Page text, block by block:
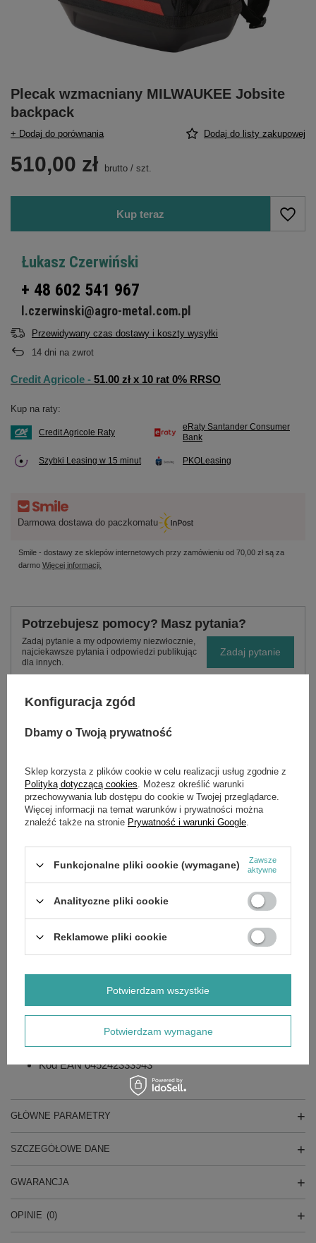
Plecak wzmacniany MILWAUKEE Jobsite
backpack
+ Dodaj do porównania Dodaj do listy zakupowej
510,00 zł brutto / szt.
Kup teraz
Łukasz Czerwiński
+ 48 602 541 967
l.czerwinski@agro-metal.com.pl
Przewidywany czas dostawy i koszty wysyłki
14 dni na zwrot
Credit Agricole - 51.00 zł x 10 rat 0% RRSO
Kup na raty:
Credit Agricole Raty
eRaty Santander Consumer
Bank
Szybki Leasing w 15 minut PKOLeasing
Darmowa dostawa do paczkomatu
Smile - dostawy ze sklepów internetowych przy zamówieniu od 70,00 złsą za
darmo Więcej informacji.
Potrzebujesz pomocy? Masz pytania?
Zadaj pytanie a my odpowiemy niezwłocznie,
najciekawsze pytania i odpowiedzi publikując
dla innych.
Zadaj pytanie
Wytrzymały: wykonany z nylonu balistycznego 1680D
Podstawa z twardego plastiku umożliwia postawienie
torby i zapewnia maksymalną ochronę przy każdej
pogodzie
wygodne i solidnie wykonane
Odginana przednia kieszeń: dużo miejsca – ogółem 35
kieszeni
Odginana przednia kieszeń dla łatwiejszego dostępu i
przechowywania większych przedmiotów. Boczna
kieszeń na butelkę wody
Pionowa ścianka narzędziowa: maksymalizuje
przestrzeń do przechowywania zwalniając miejsce na
duże przedmioty
Kieszeń na laptop: umożliwia bezpieczne
Dane techniczne:
Wymiary (mm) 363 x 203 x 594
Kod EAN 045242333943
GŁÓWNE PARAMETRY
SZCZEGÓŁOWE DANE
GWARANCJA
OPINIE (0)
Konfiguracja zgód
Dbamy o Twoją prywatność
Sklep korzysta z plików cookie w celu realizacji usług zgodnie z
Polityką dotyczącą cookies . Możesz określić warunki
przechowywania lub dostępu do cookie w Twojej przeglądarce.
Więcej informacji na temat warunków i prywatności można
znaleźć także na stronie Prywatność i warunki Google
Funkcjonalne pliki cookie (wymagane)
Zawsze
aktywne
Analityczne pliki cookie
Reklamowe pliki cookie
Potwierdzam wymagane
Potwierdzam wszystkie